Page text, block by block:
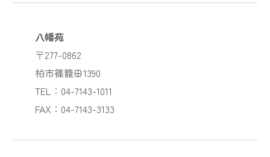
八幡苑
〒277-0862
柏市篠籠田1390
TEL：04-7143-1011
FAX：04-7143-3133